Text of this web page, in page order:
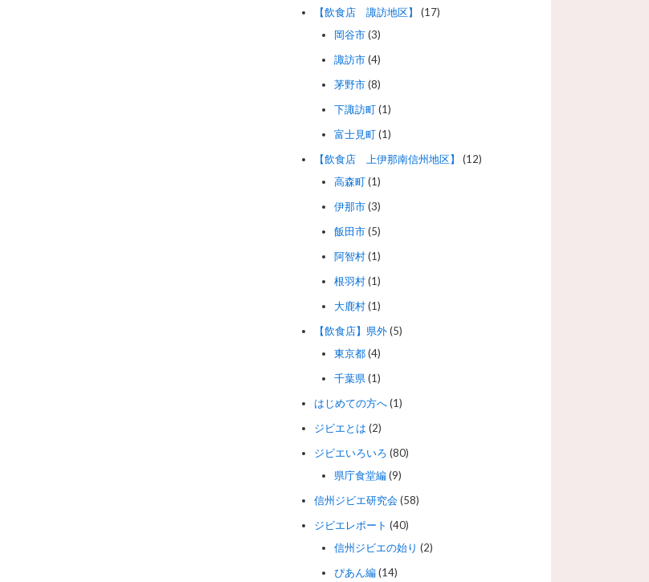
【飲食店 諏訪地区】
(17)
岡谷市(3)
諏訪市(4)
茅野市(8)
下諏訪町(1)
富士見町(1)
【飲食店 上伊那南信州地区】
(12)
高森町(1)
伊那市(3)
飯田市(5)
阿智村(1)
根羽村(1)
大鹿村(1)
【飲食店】県外(5)
東京都(4)
千葉県(1)
はじめての方へ(1)
ジビエとは (2)
ジビエいろいろ (80)
県庁食堂編(9)
信州ジビエ研究会(58)
ジビエレポート (40)
信州ジビエの始り (2)
ぴあん編(14)